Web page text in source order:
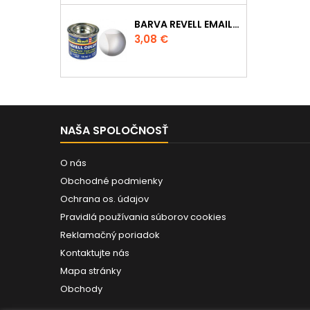
BARVA REVELL EMAILOVÁ - 32102: MATNÁ ČIRÁ (CLEAR MAT)
Cena
3,08 €
NAŠA SPOLOČNOSŤ
O nás
Obchodné podmienky
Ochrana os. údajov
Pravidlá používania súborov cookies
Reklamačný poriadok
Kontaktujte nás
Mapa stránky
Obchody